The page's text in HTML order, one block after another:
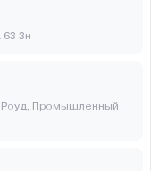
63 3н
Роуд, Промышленный